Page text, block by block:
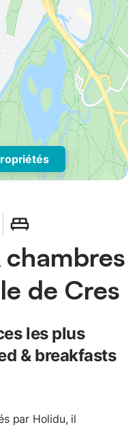
chambres
de Cres
les plus
& breakfasts
par Holidu, il